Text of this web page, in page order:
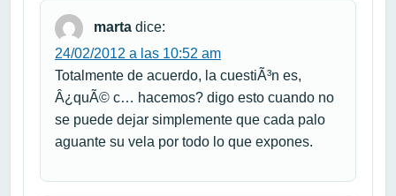
marta dice:
24/02/2012 a las 10:52 am
Totalmente de acuerdo, la cuestiÃ³n es,
Â¿quÃ© c… hacemos? digo esto cuando no
se puede dejar simplemente que cada palo
aguante su vela por todo lo que expones.